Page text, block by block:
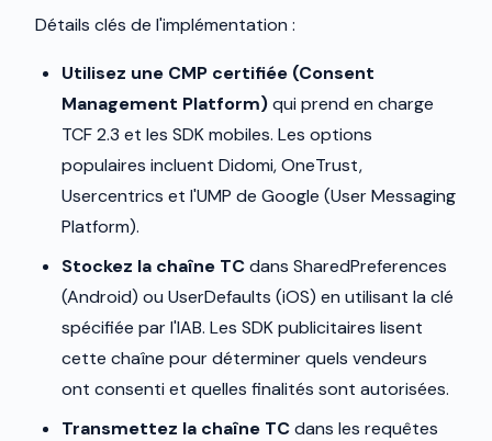
Détails clés de l'implémentation :
Utilisez une CMP certifiée (Consent
Management Platform)qui prend en charge
TCF 2.3 et les SDK mobiles. Les options
populaires incluent Didomi, OneTrust,
Usercentrics et l'UMP de Google (User Messaging
Platform).
Stockez la chaîne TCdans SharedPreferences
(Android) ou UserDefaults (iOS) en utilisant la clé
spécifiée par l'IAB. Les SDK publicitaires lisent
cette chaîne pour déterminer quels vendeurs
ont consenti et quelles finalités sont autorisées.
Transmettez la chaîne TCdans les requêtes